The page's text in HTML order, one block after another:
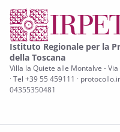
Istituto Regionale per la
della Toscana
Villa la Quiete alle Montalve -
· Tel +39 55 459111 ·
04355350481